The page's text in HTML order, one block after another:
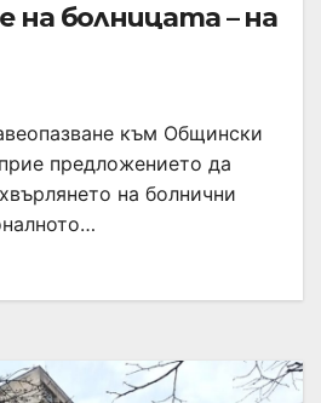
болницата – на
към Общински
предложението да
на болнични